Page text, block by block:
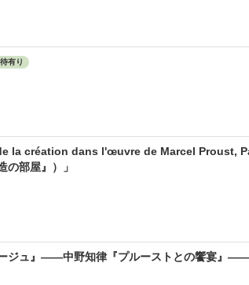
有り
la création dans l'œuvre de Marcel Proust,
の部屋』）」
ジュ』——中野知律『プルーストとの饗宴』——